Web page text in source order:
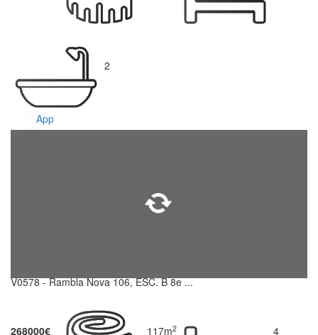
2
App
V0578 - Rambla Nova 106, ESC. B 8e ...
268000€ 117m2 4